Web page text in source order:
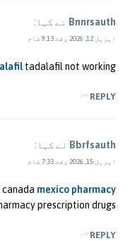
Bnnrsauth نے کہا:
اپریل 12, 2026 وقت 9:13 شام
tadalafil not working
REPLY
Bbrfsauth نے کہا:
اپریل 15, 2026 وقت 7:33 شام
mexico pharmacy
prescription drugs
REPLY